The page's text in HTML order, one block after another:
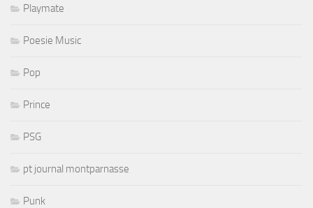
Playmate
Poesie Music
Pop
Prince
PSG
pt journal montparnasse
Punk